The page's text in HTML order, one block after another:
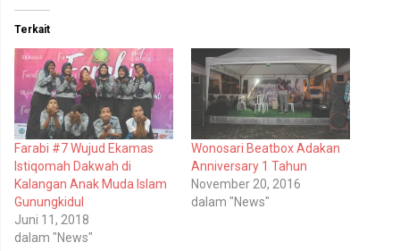
n
t
u
k
b
e
r
b
a
g
i
p
a
d
a
T
w
i
t
e
k
m
e
m
b
k
a
n
d
i
e
Terkait
Farabi #7 Wujud Ekamas
Istiqomah Dakwah di
Kalangan Anak Muda Islam
Gunungkidul
Juni 11, 2018
dalam "News"
Wonosari Beatbox Adakan
Anniversary 1 Tahun
November 20, 2016
dalam "News"